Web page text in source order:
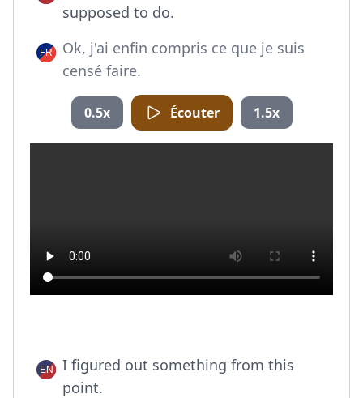
supposed to do.
Ok, j'ai enfin compris ce que je suis
censé faire.
0.5x Écouter 1.5x
I figured out something from this
point.